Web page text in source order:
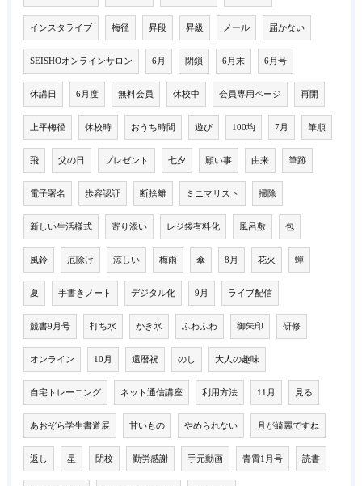
インスタライブ 梅径 昇段 昇級 メール 届かない
SEISHOオンラインサロン 6月 閉鎖 6月末 6月号
休講日 6月度 無料会員 休校中 会員専用ページ 再開
上平梅径 休校時 おうち時間 遊び 100均 7月 筆順
飛 父の日 プレゼント 七夕 願い事 由来 筆跡
電子署名 歩容認証 断捨離 ミニマリスト 掃除
新しい生活様式 寄り添い レジ袋有料化 風呂敷 包
風鈴 厄除け 涼しい 梅雨 傘 8月 花火 蟬
夏 手書きノート デジタル化 9月 ライブ配信
競書9月号 打ち水 かき氷 ふわふわ 御朱印 研修
オンライン 10月 還暦祝 のし 大人の趣味
自宅トレーニング ネット通信講座 利用方法 11月 見る
あおぞら学生書道展 甘いもの やめられない 月が綺麗ですね
返し 星 閉校 勤労感謝 手元動画 青霄1月号 読書